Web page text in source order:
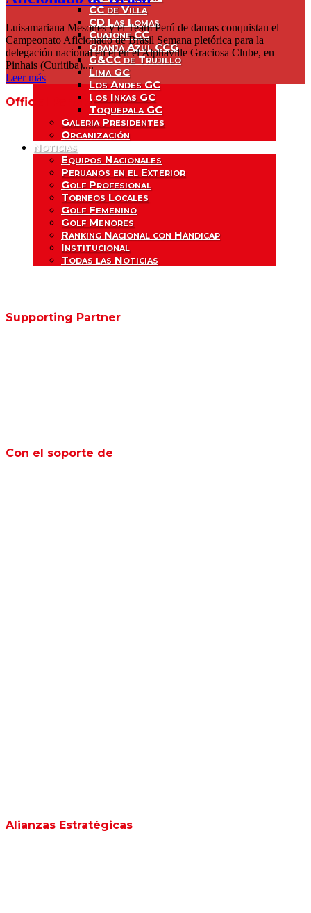
CC de Villa
CD Las Lomas
Cuajone CC
Granja Azul CCG
G&CC de Trujillo
Lima GC
Los Andes GC
Los Inkas GC
Toquepala GC
Galeria Presidentes
Organización
Noticias
Equipos Nacionales
Peruanos en el Exterior
Golf Profesional
Torneos Locales
Golf Femenino
Golf Menores
Ranking Nacional con Hándicap
Institucional
Todas las Noticias
Luisamariana Mesones y el Team Perú de damas conquistan el
Campeonato Aficionado de Brasil Semana pletórica para la
delegación nacional en el en el Alphaville Graciosa Clube, en
Pinhais (Curitiba)....
Leer más
Official Partner
Supporting Partner
Con el soporte de
Alianzas Estratégicas